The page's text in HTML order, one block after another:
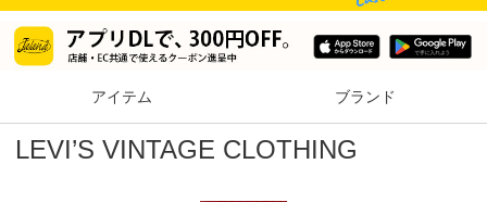
アイテム ブランド
LEVI’S VINTAGE CLOTHING